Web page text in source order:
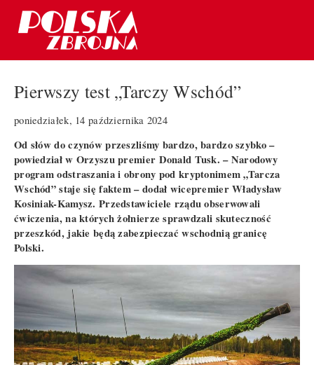
Pierwszy test „Tarczy Wschód”
poniedziałek, 14 października 2024
Od słów do czynów przeszliśmy bardzo, bardzo szybko –
powiedział w Orzyszu premier Donald Tusk. – Narodowy
program odstraszania i obrony pod kryptonimem „Tarcza
Wschód” staje się faktem – dodał wicepremier Władysław
Kosiniak-Kamysz. Przedstawiciele rządu obserwowali
ćwiczenia, na których żołnierze sprawdzali skuteczność
przeszkód, jakie będą zabezpieczać wschodnią granicę
Polski.